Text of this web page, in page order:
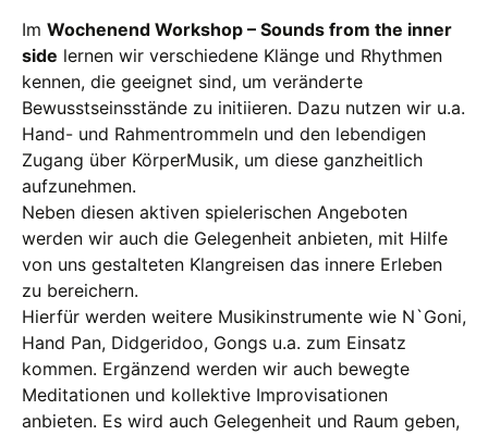
Im Wochenend Workshop – Sounds from the inner
side lernen wir verschiedene Klänge und Rhythmen
kennen, die geeignet sind, um veränderte
Bewusstseinsstände zu initiieren. Dazu nutzen wir u.a.
Hand- und Rahmentrommeln und den lebendigen
Zugang über KörperMusik, um diese ganzheitlich
aufzunehmen.
Neben diesen aktiven spielerischen Angeboten
werden wir auch die Gelegenheit anbieten, mit Hilfe
von uns gestalteten Klangreisen das innere Erleben
zu bereichern.
Hierfür werden weitere Musikinstrumente wie N`Goni,
Hand Pan, Didgeridoo, Gongs u.a. zum Einsatz
kommen. Ergänzend werden wir auch bewegte
Meditationen und kollektive Improvisationen
anbieten. Es wird auch Gelegenheit und Raum geben,